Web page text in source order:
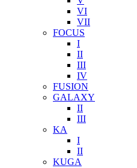
VI
VII
FOCUS
I
II
III
IV
FUSION
GALAXY
II
III
KA
I
II
KUGA